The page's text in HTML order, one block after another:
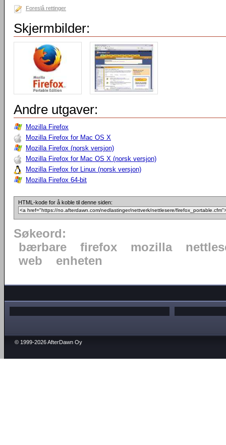
Foreslå rettinger
Skjermbilder:
Andre utgaver:
Mozilla Firefox
Mozilla Firefox for Mac OS X
Mozilla Firefox (norsk versjon)
Mozilla Firefox for Mac OS X (norsk versjon)
Mozilla Firefox for Linux (norsk versjon)
Mozilla Firefox 64-bit
HTML-kode for å koble til denne siden:
Søkeord:
bærbare
firefox mozilla
web
enheten
© 1999-2026 AfterDawn Oy